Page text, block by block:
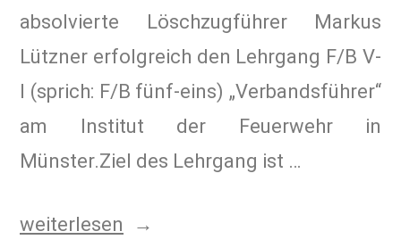
absolvierte Löschzugführer Markus
Lützner erfolgreich den Lehrgang F/B V-
I (sprich: F/B fünf-eins) „Verbandsführer“
am Institut der Feuerwehr in
Münster.Ziel des Lehrgang ist …
weiterlesen